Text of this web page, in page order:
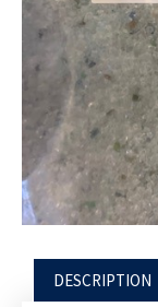
DESCRIPTION